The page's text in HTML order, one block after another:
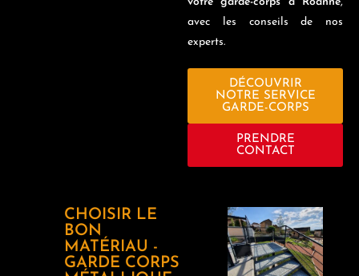
avec les conseils de nos
experts.
DÉCOUVRIR
NOTRE SERVICE
GARDE-CORPS
PRENDRE
CONTACT
CHOISIR LE
BON
MATÉRIAU -
GARDE CORPS